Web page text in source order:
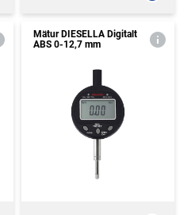
Mätur DIESELLA Digitalt
ABS 0-12,7 mm